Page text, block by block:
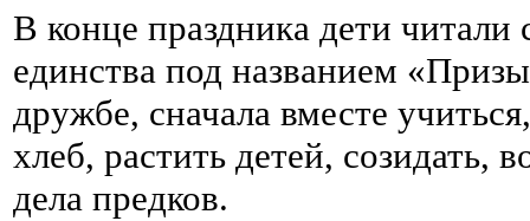
В конце праздника дети
единства под названием
дружбе, сначала вместе
хлеб, растить детей, созидать,
дела предков.